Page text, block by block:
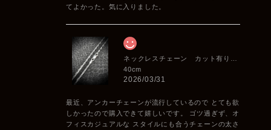
てよかった。気に入りました。
40cm
2026/03/31
最近、アンカーチェーンが流行しているので とても欲
しかったので購入できて嬉しいです。 ゴツ過ぎず、オ
フィスカジュアルな スタイルにも合うチェーンの太さ